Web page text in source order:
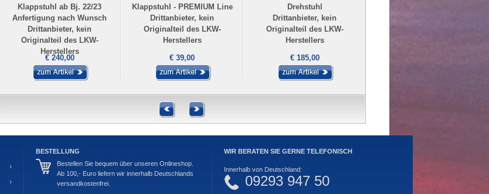
Klappstuhl ab Bj. 22/23
Anfertigung nach Wunsch
Drittanbieter, kein
Originalteil des LKW-
Herstellers
€ 240,00
Klappstuhl - PREMIUM Line
Drittanbieter, kein
Originalteil des LKW-
Herstellers
€ 39,00
Drehstuhl
Drittanbieter, kein
Originalteil des LKW-
Herstellers
€ 185,00
BESTELLUNG
Bestellen Sie bequem über unseren Onlineshop.
Ab 100,- Euro liefern wir innerhalb Deutschlands
versandkostenfrei.
WIR BERATEN SIE GERNE TELEFONISCH
Innerhalb von Deutschland:
09293 947 50